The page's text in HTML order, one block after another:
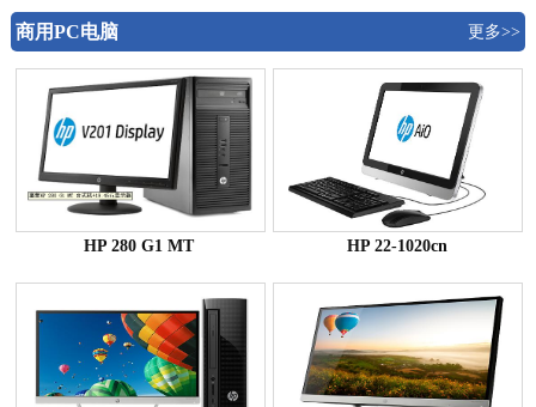
商用PC电脑 更多>>
HP 280 G1 MT HP 22-1020cn